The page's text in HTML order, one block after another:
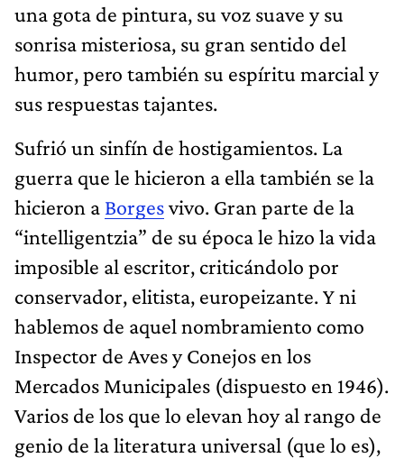
una gota de pintura, su voz suave y su
sonrisa misteriosa, su gran sentido del
humor, pero también su espíritu marcial y
sus respuestas tajantes.
Sufrió un sinfín de hostigamientos. La
guerra que le hicieron a ella también se la
hicieron a Borgesvivo. Gran parte de la
“intelligentzia” de su época le hizo la vida
imposible al escritor, criticándolo por
conservador, elitista, europeizante. Y ni
hablemos de aquel nombramiento como
Inspector de Aves y Conejos en los
Mercados Municipales (dispuesto en 1946).
Varios de los que lo elevan hoy al rango de
genio de la literatura universal (que lo es),